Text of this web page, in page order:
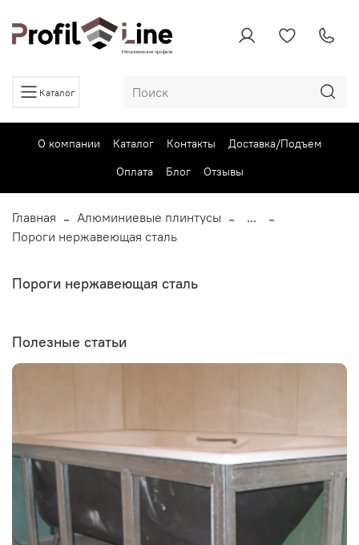
Каталог
О компании Каталог Контакты
Доставка/Подъем
Оплата
Блог Отзывы
Главная Алюминиевые плинтусы
...
Пороги нержавеющая сталь
Пороги нержавеющая сталь
Полезные статьи